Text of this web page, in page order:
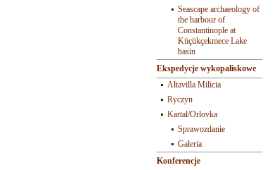
Seascape archaeology of
the harbour of
Constantinople at
Küçükçekmece Lake
basin
Ekspedycje wykopaliskowe
Altavilla Milicia
Ryczyn
Kartal/Orlovka
Sprawozdanie
Galeria
Konferencje